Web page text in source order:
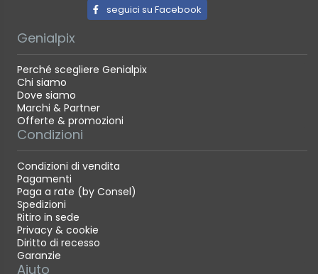
seguici su Facebook
Genialpix
Perché scegliere Genialpix
Chi siamo
Dove siamo
Marchi & Partner
Offerte & promozioni
Condizioni
Condizioni di vendita
Pagamenti
Paga a rate (by Consel)
Spedizioni
Ritiro in sede
Privacy & cookie
Diritto di recesso
Garanzie
Aiuto